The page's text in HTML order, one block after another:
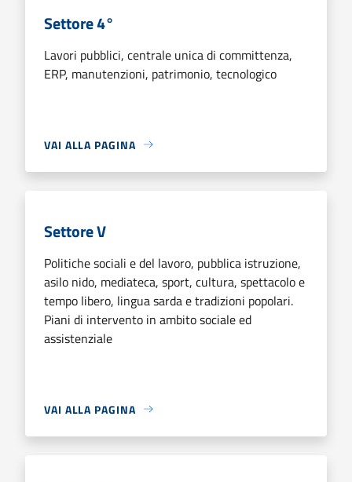
Settore 4°
Lavori pubblici, centrale unica di committenza,
ERP, manutenzioni, patrimonio, tecnologico
VAI ALLA PAGINA
Settore V
Politiche sociali e del lavoro, pubblica istruzione,
asilo nido, mediateca, sport, cultura, spettacolo e
tempo libero, lingua sarda e tradizioni popolari.
Piani di intervento in ambito sociale ed
assistenziale
VAI ALLA PAGINA